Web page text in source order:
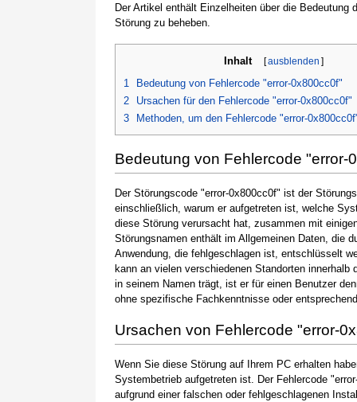
Der Artikel enthält Einzelheiten über die
Störung zu beheben.
Inhalt [ausblenden ]
1
Bedeutung von Fehlercode "error-0x800cc0f"
2
Ursachen für den Fehlercode "error-0x800cc0f"
3
Methoden, um den Fehlercode "error-
Bedeutung von Fehlercode "error-
Der Störungscode "error-0x800cc0f" ist der
einschließlich, warum er aufgetreten ist, welche
diese Störung verursacht hat, zusammen mit
Störungsnamen enthält im Allgemeinen Daten, die
Anwendung, die fehlgeschlagen ist, entschlüsselt
kann an vielen verschiedenen Standorten
in seinem Namen trägt, ist er für einen Benutzer
ohne spezifische Fachkenntnisse oder
Ursachen von Fehlercode "error-
Wenn Sie diese Störung auf Ihrem PC erhalten
Systembetrieb aufgetreten ist. Der Fehlercode
aufgrund einer falschen oder fehlgeschlagenen